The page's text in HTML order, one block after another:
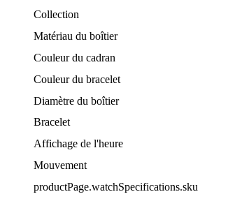
Collection
Matériau du boîtier
Couleur du cadran
Couleur du bracelet
Diamètre du boîtier
Bracelet
Affichage de l'heure
Mouvement
productPage.watchSpecifications.sku